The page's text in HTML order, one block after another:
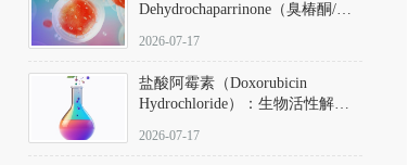
Dehydrochaparrinone（臭椿酮/臭
DKM货号 D806885
2026-07-17
盐酸阿霉素（Doxorubicin
Hydrochloride）：生物活性解
范
2026-07-17